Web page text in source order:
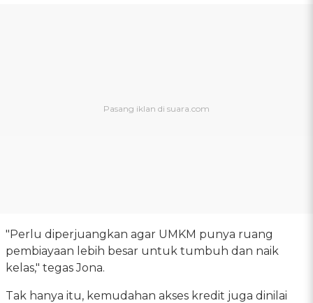
"Perlu diperjuangkan agar UMKM punya ruang
pembiayaan lebih besar untuk tumbuh dan naik
kelas," tegas Jona.
Tak hanya itu, kemudahan akses kredit juga dinilai